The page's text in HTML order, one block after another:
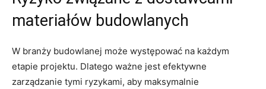
materiałów budowlanych
W ⁤branży budowlanej może⁢ występować na ⁤każdym
etapie projektu. Dlatego ważne jest efektywne
zarządzanie⁤ tymi ryzykami, aby⁣ maksymalnie